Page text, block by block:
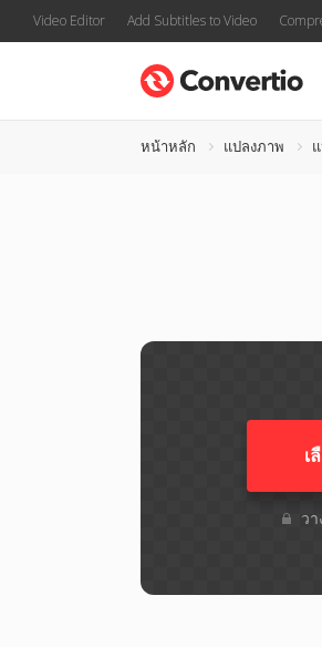
Video Editor Add Subtitles to Video
หน้าหลัก แปลงภาพ
เ
ว